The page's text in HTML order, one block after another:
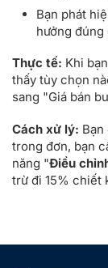
Bạn phát
hưởng đúng
Thực tế: Khi
thấy tùy chọn
sang "Giá bán
Cách xử lý:
trong đơn, bạn
năng "Điều
trừ đi 15% chiết